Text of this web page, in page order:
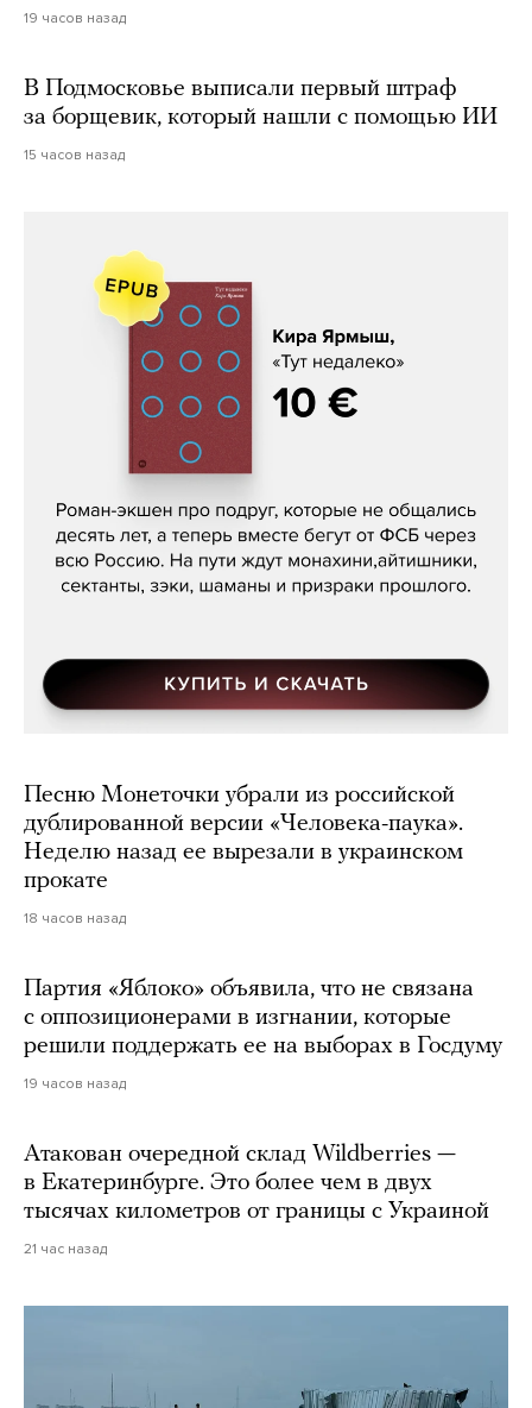
19 часов назад
В Подмосковье выписали первый штраф
за борщевик, который нашли с помощью ИИ
15 часов назад
Кира Ярмыш, «Тут недалеко»
Песню Монеточки убрали из российской
дублированной версии «Человека-паука».
Неделю назад ее вырезали в украинском
прокате
18 часов назад
Партия «Яблоко» объявила, что не связана
с оппозиционерами в изгнании, которые
решили поддержать ее на выборах в Госдуму
19 часов назад
Атакован очередной склад Wildberries —
в Екатеринбурге. Это более чем в двух
тысячах километров от границы с Украиной
21 час назад